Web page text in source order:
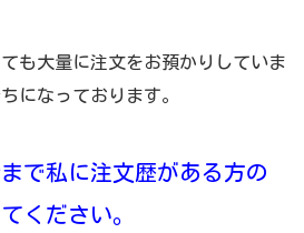
も大量に注文をお預かりしていま
になっております。
で私に注文歴がある方の
ください。